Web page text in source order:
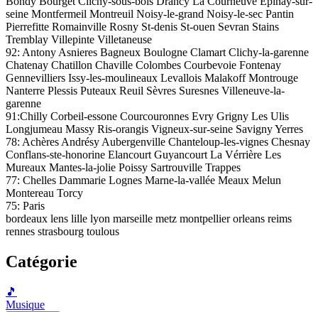
seine Montfermeil Montreuil Noisy-le-grand Noisy-le-sec Pantin
Pierrefitte Romainville Rosny St-denis St-ouen Sevran Stains
Tremblay Villepinte Villetaneuse
92: Antony Asnieres Bagneux Boulogne Clamart Clichy-la-garenne
Chatenay Chatillon Chaville Colombes Courbevoie Fontenay
Gennevilliers Issy-les-moulineaux Levallois Malakoff Montrouge
Nanterre Plessis Puteaux Reuil Sèvres Suresnes Villeneuve-la-
garenne
91:Chilly Corbeil-essone Courcouronnes Evry Grigny Les Ulis
Longjumeau Massy Ris-orangis Vigneux-sur-seine Savigny Yerres
78: Achères Andrésy Aubergenville Chanteloup-les-vignes Chesnay
Conflans-ste-honorine Elancourt Guyancourt La Vérrière Les
Mureaux Mantes-la-jolie Poissy Sartrouville Trappes
77: Chelles Dammarie Lognes Marne-la-vallée Meaux Melun
Montereau Torcy
75: Paris
bordeaux lens lille lyon marseille metz montpellier orleans reims
rennes strasbourg toulous
Catégorie
🎵
Musique